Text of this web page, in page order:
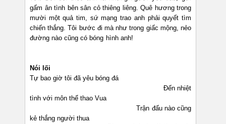
gấm ân tình bên sân cỏ thiêng liêng. Quê hương trong
mười một quả tim, sứ mạng trao anh phải quyết tìm
chiến thắng. Tôi bước đi mà như trong giấc mộng, nẻo
đường nào cũng có bóng hình anh!
Nói lối
Tự bao giờ tôi đã yêu bóng đá
Đến nhiệt
tình với môn thể thao Vua
Trận đấu nào cũng
kẻ thắng người thua